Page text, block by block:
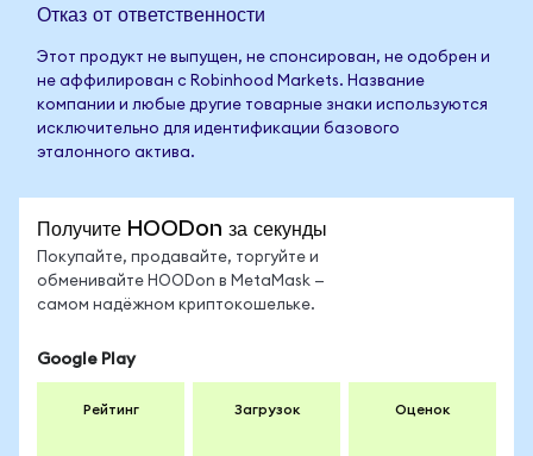
Отказ от ответственности
Этот продукт не выпущен, не спонсирован, не одобрен и
не аффилирован с Robinhood Markets. Название
компании и любые другие товарные знаки используются
исключительно для идентификации базового
эталонного актива.
Получите HOODon за секунды
Покупайте, продавайте, торгуйте и
обменивайте HOODon в MetaMask —
самом надёжном криптокошельке.
Google Play
Рейтинг Загрузок Оценок